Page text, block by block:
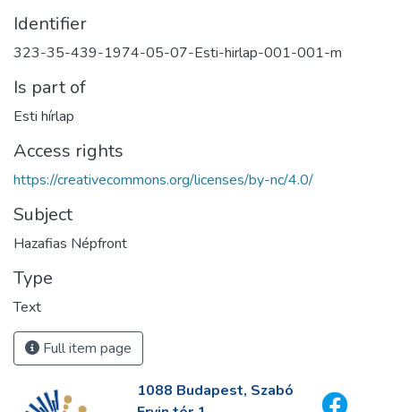
Identifier
323-35-439-1974-05-07-Esti-hirlap-001-001-m
Is part of
Esti hírlap
Access rights
https://creativecommons.org/licenses/by-nc/4.0/
Subject
Hazafias Népfront
Type
Text
Full item page
1088 Budapest, Szabó